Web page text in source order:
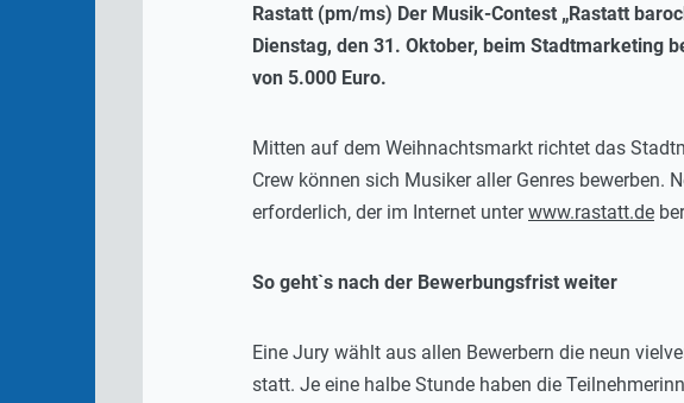
Rastatt (pm/ms) Der Musik-Contest „Rastatt
Dienstag, den 31. Oktober, beim Stadtmarketing
von 5.000 Euro.
Mitten auf dem Weihnachtsmarkt richtet das
Crew können sich Musiker aller Genres bewerben.
erforderlich, der im Internet unterwww.rastatt.de
So geht`s nach der Bewerbungsfrist weiter
Eine Jury wählt aus allen Bewerbern die neun
statt. Je eine halbe Stunde haben die